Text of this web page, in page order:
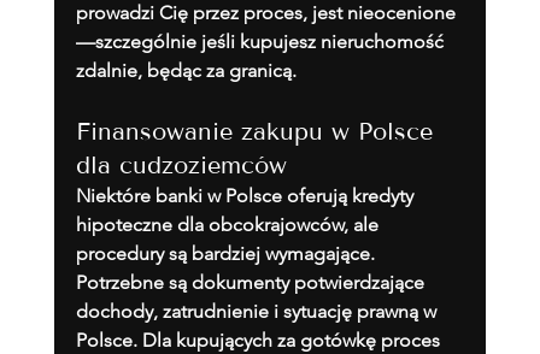
prowadzi Cię przez proces, jest nieocenione
—szczególnie jeśli kupujesz nieruchomość
zdalnie, będąc za granicą.
Finansowanie zakupu w Polsce
dla cudzoziemców
Niektóre banki w Polsce oferują kredyty
hipoteczne dla obcokrajowców, ale
procedury są bardziej wymagające.
Potrzebne są dokumenty potwierdzające
dochody, zatrudnienie i sytuację prawną w
Polsce. Dla kupujących za gotówkę proces